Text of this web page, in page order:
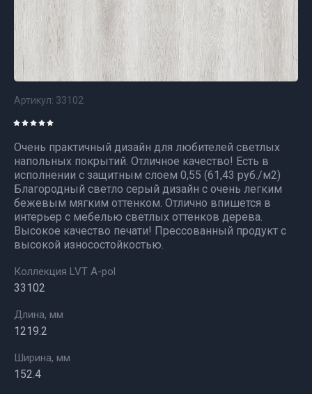
Артикул: 33102
Очень практичный дизайн для любителей светлых
напольных покрытий. Отличное качество! Есть в
исполнении с защитным слоем 0,55 (61,43 руб./м2)
Благородный светло серый дизайн с очень легким
бежевым мягким оттенком. Отлично впишется в
интерьер с мебелью светлых оттенков дерева.
Высокое качество печати! Прессованный продукт с
высокой износостойкостью.
Коллекция LVT A-pol
33102
Длина, мм
1219.2
Ширина, мм
152.4